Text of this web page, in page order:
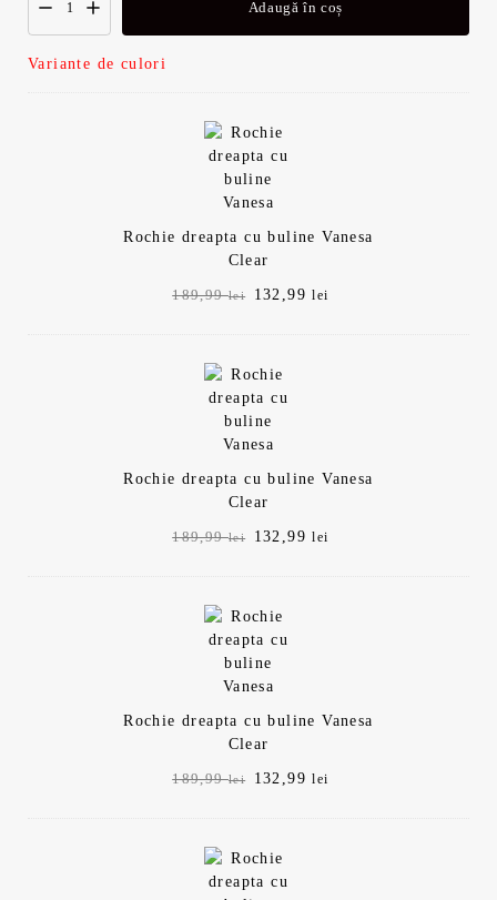
Adaugă în coș
Variante de culori
Rochie dreapta cu buline Vanesa
Clear
189,99lei
Prețul
132,99lei
Rochie dreapta cu buline Vanesa
Clear
189,99lei
Prețul
132,99lei
Rochie dreapta cu buline Vanesa
Clear
189,99lei
Prețul
132,99lei